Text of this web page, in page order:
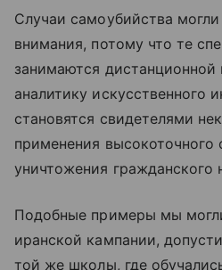
Случаи самоубийства
внимания, потому что те
занимаются дистанционной
аналитику искусственного
становятся свидетелями
применения высокоточного
уничтожения гражданского
Подобные примеры мы
иранской кампании,
той же школы, где